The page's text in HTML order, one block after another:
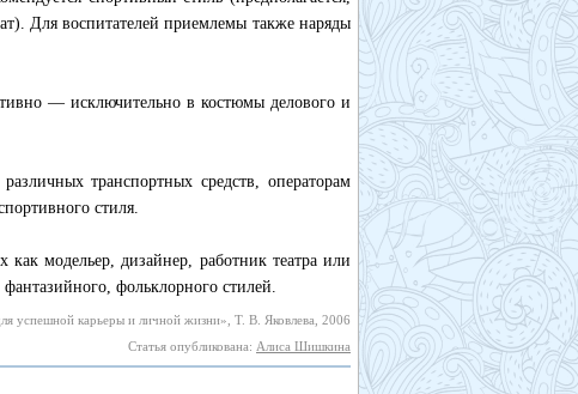
Для воспитателей приемлемы также наряды
— исключительно в костюмы делового и
транспортных средств, операторам
стиля.
модельер, дизайнер, работник театра или
фольклорного стилей.
успешной карьеры и личной жизни», Т. В. Яковлева, 2006
Статья опубликована: Алиса Шишкина